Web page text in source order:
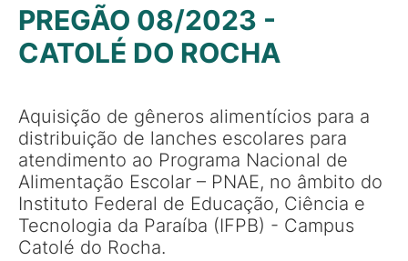
PREGÃO 08/2023 -
CATOLÉ DO ROCHA
Aquisição de gêneros alimentícios para a
distribuição de lanches escolares para
atendimento ao Programa Nacional de
Alimentação Escolar – PNAE, no âmbito do
Instituto Federal de Educação, Ciência e
Tecnologia da Paraíba (IFPB) - Campus
Catolé do Rocha.